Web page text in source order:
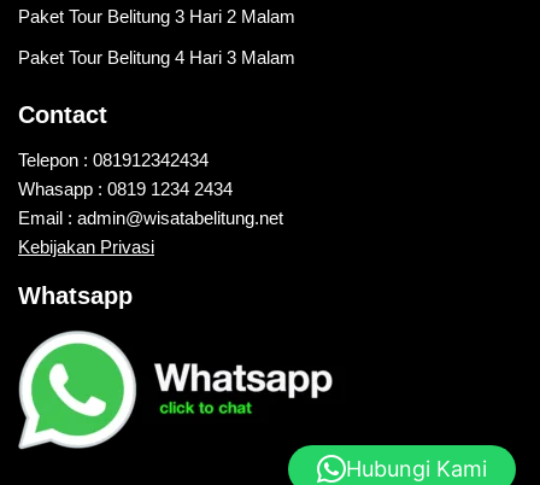
Paket Tour Belitung 3 Hari 2 Malam
Paket Tour Belitung 4 Hari 3 Malam
Contact
Telepon : 081912342434
Whasapp : 0819 1234 2434
Email : admin@wisatabelitung.net
Kebijakan Privasi
Whatsapp
Hubungi Kami